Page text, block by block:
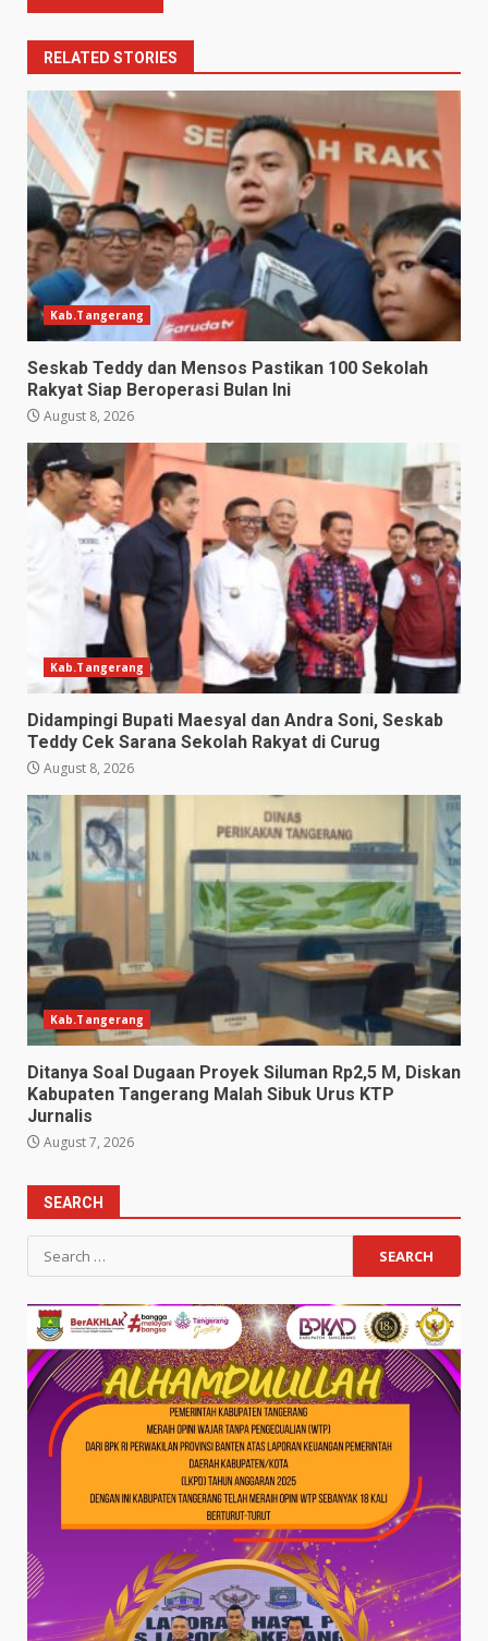
RELATED STORIES
Kab.Tangerang
Seskab Teddy dan Mensos Pastikan 100 Sekolah
Rakyat Siap Beroperasi Bulan Ini
August 8, 2026
Kab.Tangerang
Didampingi Bupati Maesyal dan Andra Soni, Seskab
Teddy Cek Sarana Sekolah Rakyat di Curug
August 8, 2026
Kab.Tangerang
Ditanya Soal Dugaan Proyek Siluman Rp2,5 M, Diskan
Kabupaten Tangerang Malah Sibuk Urus KTP
Jurnalis
August 7, 2026
SEARCH
Search
for: